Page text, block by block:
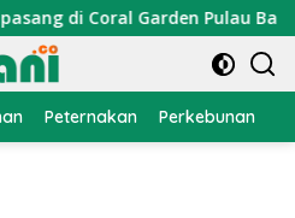
Garden Pulau Barrang
Peternakan Perkebunan